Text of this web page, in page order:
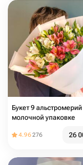
Букет 9 альстромерий
молочной упаковке
4.96276 26